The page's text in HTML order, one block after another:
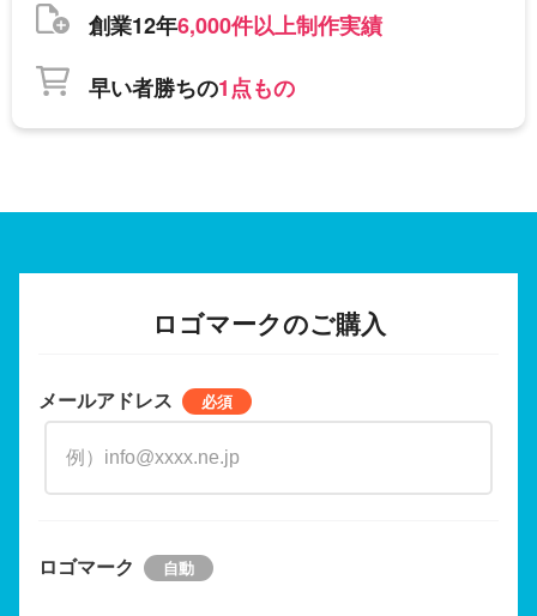
創業12年6,000件以上制作実績
早い者勝ちの1点もの
ロゴマークのご購入
メールアドレス
ロゴマーク